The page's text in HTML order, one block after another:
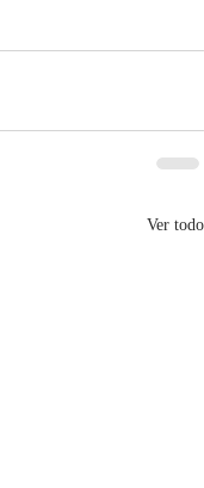
Ver todo